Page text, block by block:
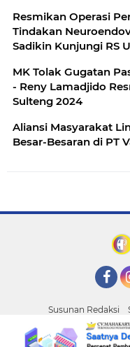
Resmikan Operasi
Tindakan
Sadikin Kunjungi RS
MK Tolak Gugatan
- Reny Lamadjido
Sulteng 2024
Aliansi Masyarakat
Besar-Besaran di PT
Susunan Redaksi
Pasang Iklan
Palu